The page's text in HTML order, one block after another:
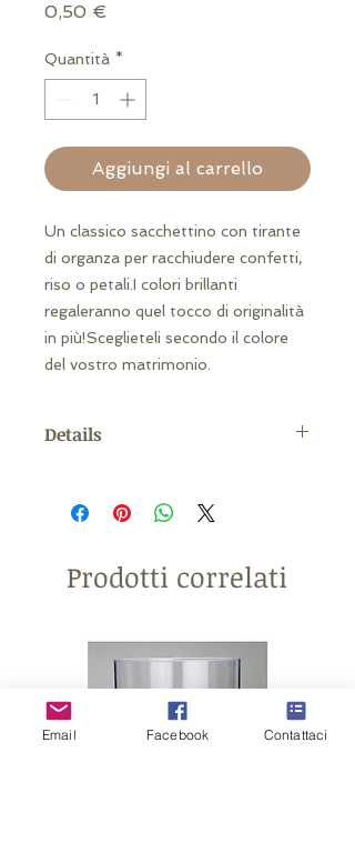
0,50 €
Quantità *
Aggiungi al carrello
Un classico sacchettino con tirante
di organza per racchiudere confetti,
riso o petali.I colori brillanti
regaleranno quel tocco di originalità
in più!Sceglieteli secondo il colore
del vostro matrimonio.
Details
Prodotti correlati
Email Facebook Contattaci